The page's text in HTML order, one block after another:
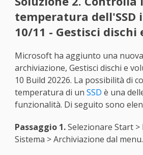
temperatura dell'SSD
10/11 - Gestisci dischi
Microsoft ha aggiunto una
archiviazione, Gestisci dischi e
10 Build 20226. La possibilità di
temperatura di un SSD è una
funzionalità. Di seguito sono
Passaggio 1.Selezionare Start >
Sistema > Archiviazione dal menu.